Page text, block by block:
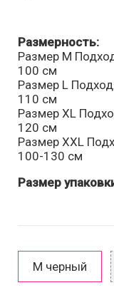
Размерность:
Размер M
100 см
Размер L
110 см
Размер XL
120 см
Размер XXL
100-130 см
Размер
М черный